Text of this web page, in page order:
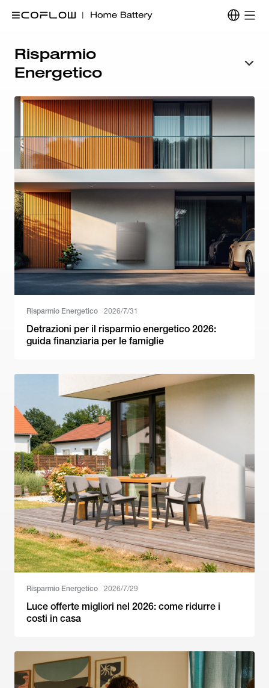
Risparmio
Energetico
Risparmio Energetico 2026/7/31
Detrazioni per il risparmio energetico 2026:
guida finanziaria per le famiglie
Risparmio Energetico 2026/7/29
Luce offerte migliori nel 2026: come ridurre i
costi in casa